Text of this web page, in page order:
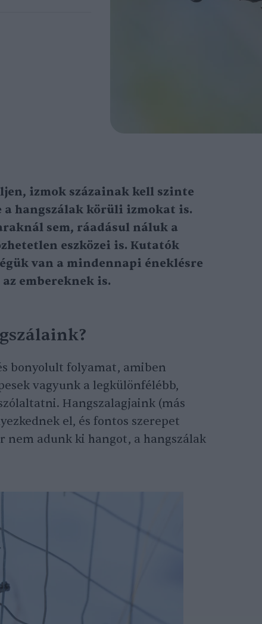
izmok százainak kell szinte
hangszálak körüli izmokat is.
sem, ráadásul náluk a
eszközei is. Kutatók
van a mindennapi éneklésre
embereknek is.
bonyolult folyamat, amiben
vagyunk a legkülönfélébb,
Hangszalagjaink (más
el, és fontos szerepet
nem adunk ki hangot, a hangszálak